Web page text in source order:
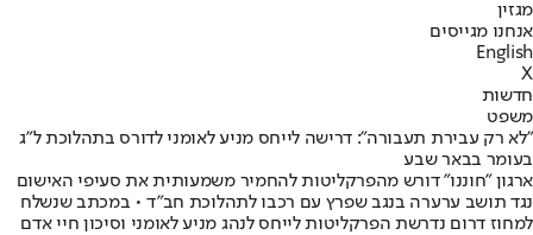
מגזין
אנחנו מגייסים
English
X
חדשות
משפט
"לא רק עבירת תעבורה": דרישה לייחס מניע לאומני לדורס בתהלוכת ל"ג
בעומר בבאר שבע
ארגון "חוננו" דורש מהפרקליטות להחמיר משמעותית את סעיפי האישום
נגד תושב ערערה בנגב שפרץ עם רכבו לתהלוכת חב"ד • במכתב שנשלח
למחוז דרום נדרשת הפרקליטות לייחס לנהג מניע לאומני וסיכון חיי אדם